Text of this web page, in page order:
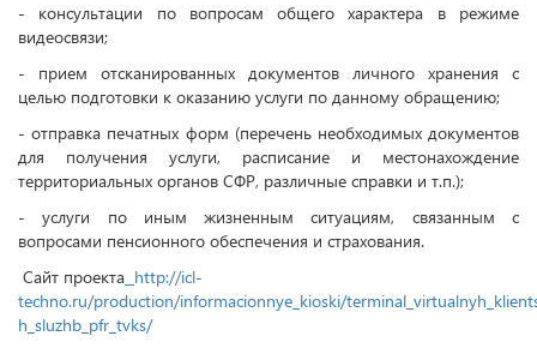
- консультации по вопросам общего характера в режиме
видеосвязи;
- прием отсканированных документов личного хранения с
целью подготовки к оказанию услуги по данному обращению;
- отправка печатных форм (перечень необходимых документов
для получения услуги, расписание и местонахождение
территориальных органов СФР, различные справки и т.п.);
- услуги по иным жизненным ситуациям, связанным с
вопросами пенсионного обеспечения и страхования.
Сайт проекта http://icl-
techno.ru/production/informacionnye_kioski/
h_sluzhb_pfr_tvks/